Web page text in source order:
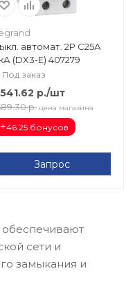
автомат. 2Р С25А
(DX3-Е) 407279
Под заказ
541.62 р./шт
р. цена магазина
+46.25 бонусов
Запрос
обеспечивают
сети и
замыкания и